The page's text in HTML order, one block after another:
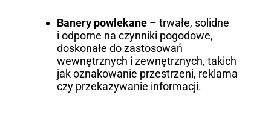
Banery powlekane– trwałe, solidne
i odporne na czynniki pogodowe,
doskonałe do zastosowań
wewnętrznych i zewnętrznych, takich
jak oznakowanie przestrzeni, reklama
czy przekazywanie informacji.